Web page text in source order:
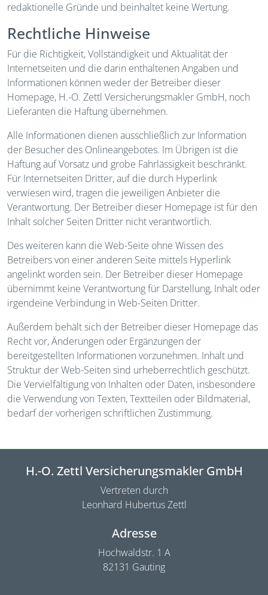
redaktionelle Gründe und beinhaltet keine Wertung.
Rechtliche Hinweise
Für die Richtigkeit, Vollständigkeit und Aktualität der
Internetseiten und die darin enthaltenen Angaben und
Informationen können weder der Betreiber dieser
Homepage, H.-O. Zettl Versicherungsmakler GmbH, noch
Lieferanten die Haftung übernehmen.
Alle Informationen dienen ausschließlich zur Information
der Besucher des Onlineangebotes. Im Übrigen ist die
Haftung auf Vorsatz und grobe Fahrlässigkeit beschränkt.
Für Internetseiten Dritter, auf die durch Hyperlink
verwiesen wird, tragen die jeweiligen Anbieter die
Verantwortung. Der Betreiber dieser Homepage ist für den
Inhalt solcher Seiten Dritter nicht verantwortlich.
Des weiteren kann die Web-Seite ohne Wissen des
Betreibers von einer anderen Seite mittels Hyperlink
angelinkt worden sein. Der Betreiber dieser Homepage
übernimmt keine Verantwortung für Darstellung, Inhalt oder
irgendeine Verbindung in Web-Seiten Dritter.
Außerdem behält sich der Betreiber dieser Homepage das
Recht vor, Änderungen oder Ergänzungen der
bereitgestellten Informationen vorzunehmen. Inhalt und
Struktur der Web-Seiten sind urheberrechtlich geschützt.
Die Vervielfältigung von Inhalten oder Daten, insbesondere
die Verwendung von Texten, Textteilen oder Bildmaterial,
bedarf der vorherigen schriftlichen Zustimmung.
H.-O. Zettl Versicherungsmakler GmbH
Vertreten durch
Leonhard Hubertus Zettl
Adresse
Hochwaldstr. 1 A
82131 Gauting